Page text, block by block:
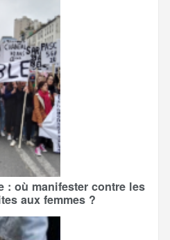
: où manifester contre les
aux femmes ?